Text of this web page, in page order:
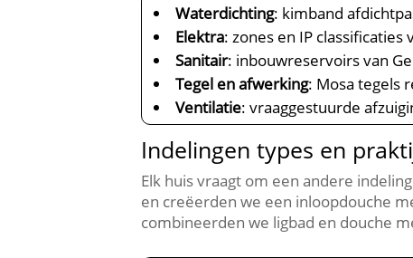
Waterdichting: kimband
Elektra: zones en IP
Sanitair: inbouwreservoirs van
Tegel en afwerking: Mosa tegels
Ventilatie: vraaggestuurde
Indelingen types en
Elk huis vraagt om een andere
en creëerden we een inloopdouche
combineerden we ligbad en douche